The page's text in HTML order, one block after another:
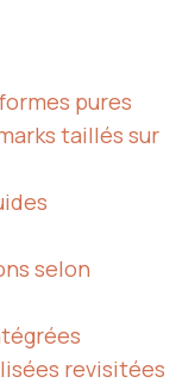
pures
taillés sur
selon
revisitées